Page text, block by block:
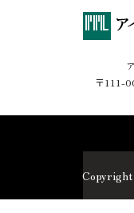
〒111-